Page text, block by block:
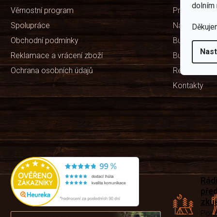
dolním
Věrnostní program
Spolupráce
Obchodní podmínky
Reklamace a vrácení zboží
Ochrana osobních údajů
Prodejny
Naše
Bushcraft
Bushcraft
Recenze
Kontakty
Rádi